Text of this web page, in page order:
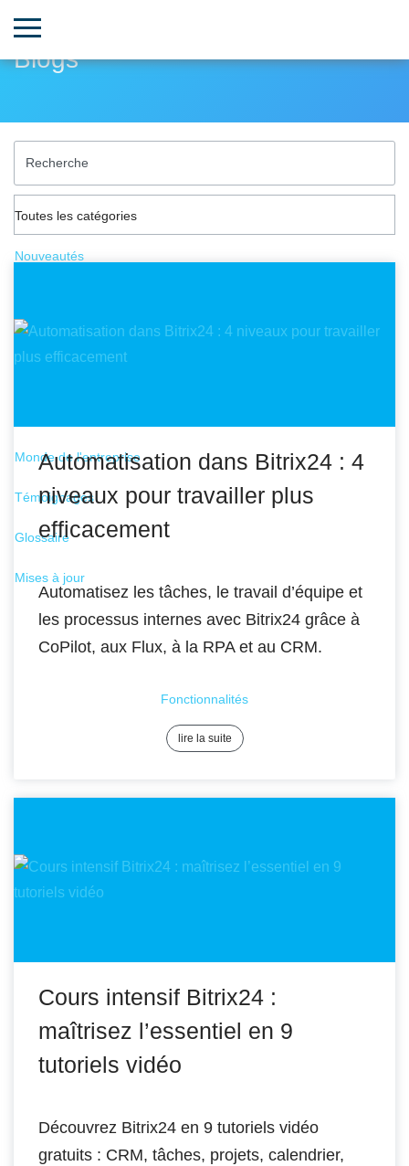
Blogs
Toutes les catégories
Nouveautés
Fonctionnalités
Monde de l'entreprise
Témoignages
Glossaire
Mises à jour
Automatisation dans Bitrix24 : 4
niveaux pour travailler plus
efficacement
Automatisez les tâches, le travail d’équipe et
les processus internes avec Bitrix24 grâce à
CoPilot, aux Flux, à la RPA et au CRM.
lire la suite
Fonctionnalités
Cours intensif Bitrix24 :
maîtrisez l’essentiel en 9
tutoriels vidéo
Découvrez Bitrix24 en 9 tutoriels vidéo
gratuits : CRM, tâches, projets, calendrier,